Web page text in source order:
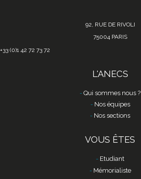
92, RUE DE RIVOLI
75004 PARIS
+33 (0)1 42 72 73 72
L'ANECS
Qui sommes nous ?
Nos équipes
Nos sections
VOUS ÊTES
Etudiant
Mémorialiste